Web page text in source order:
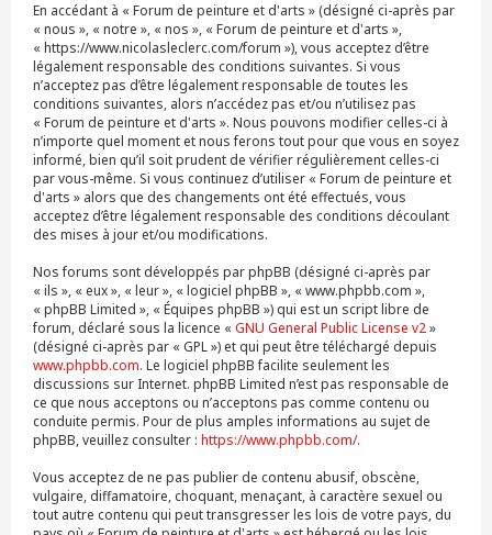
En accédant à « Forum de peinture et d'arts » (désigné ci-après par
« nous », « notre », « nos », « Forum de peinture et d'arts »,
« https://www.nicolasleclerc.com/forum »), vous acceptez d’être
légalement responsable des conditions suivantes. Si vous
n’acceptez pas d’être légalement responsable de toutes les
conditions suivantes, alors n’accédez pas et/ou n’utilisez pas
« Forum de peinture et d'arts ». Nous pouvons modifier celles-ci à
n’importe quel moment et nous ferons tout pour que vous en soyez
informé, bien qu’il soit prudent de vérifier régulièrement celles-ci
par vous-même. Si vous continuez d’utiliser « Forum de peinture et
d'arts » alors que des changements ont été effectués, vous
acceptez d’être légalement responsable des conditions découlant
des mises à jour et/ou modifications.
Nos forums sont développés par phpBB (désigné ci-après par
« ils », « eux », « leur », « logiciel phpBB », « www.phpbb.com »,
« phpBB Limited », « Équipes phpBB ») qui est un script libre de
forum, déclaré sous la licence « GNU General Public License v2»
(désigné ci-après par « GPL ») et qui peut être téléchargé depuis
www.phpbb.com. Le logiciel phpBB facilite seulement les
discussions sur Internet. phpBB Limited n’est pas responsable de
ce que nous acceptons ou n’acceptons pas comme contenu ou
conduite permis. Pour de plus amples informations au sujet de
phpBB, veuillez consulter : https://www.phpbb.com/.
Vous acceptez de ne pas publier de contenu abusif, obscène,
vulgaire, diffamatoire, choquant, menaçant, à caractère sexuel ou
tout autre contenu qui peut transgresser les lois de votre pays, du